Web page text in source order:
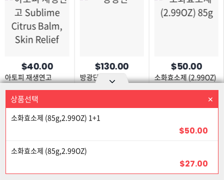
$40.00
아토피 재생연고
Sublime Citrus
Balm, Skin Relief
$130.00
방광단
$50.00
소화효소제 (2.99OZ)
85g
상품을 선택하세요
상품선택
소화효소제 (85g,2.99OZ) 1+1
$50.00
소화효소제 (85g,2.99OZ)
$27.00
로그인 회원가입
©Joongangilbo USA. All Rights Reserved.